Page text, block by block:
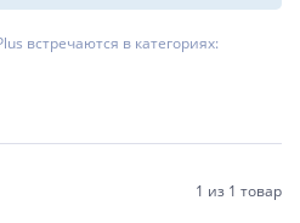
встречаются в категориях:
1 из 1 товар